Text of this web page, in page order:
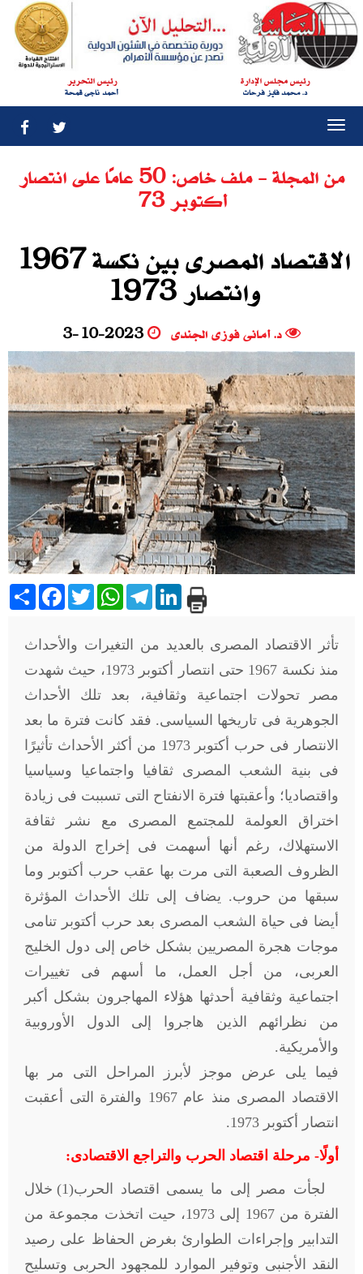
رئيس مجلس الإدارة
د. محمد فايز فرحات
رئيس التحرير
أحمد ناجى قمحة
من المجلة - ملف خاص: 50 عامًا على انتصار
أكتوبر 73
الاقتصاد المصرى بين نكسة 1967
وانتصار 1973
د. أمانى فوزى الجندى 3-10-2023
Share Facebook
TwitterWhatsAppTelegramLinkedIn
تأثر الاقتصاد المصرى بالعديد من التغيرات والأحداث
منذ نكسة 1967 حتى انتصار أكتوبر 1973، حيث شهدت
مصر تحولات اجتماعية وثقافية، بعد تلك الأحداث
الجوهرية فى تاريخها السياسى. فقد كانت فترة ما بعد
الانتصار فى حرب أكتوبر 1973 من أكثر الأحداث تأثيرًا
فى بنية الشعب المصرى ثقافيا واجتماعيا وسياسيا
واقتصاديا؛ وأعقبتها فترة الانفتاح التى تسببت فى زيادة
اختراق العولمة للمجتمع المصرى مع نشر ثقافة
الاستهلاك، رغم أنها أسهمت فى إخراج الدولة من
الظروف الصعبة التى مرت بها عقب حرب أكتوبر وما
سبقها من حروب. يضاف إلى تلك الأحداث المؤثرة
أيضا فى حياة الشعب المصرى بعد حرب أكتوبر تنامى
موجات هجرة المصريين بشكل خاص إلى دول الخليج
العربى، من أجل العمل، ما أسهم فى تغييرات
اجتماعية وثقافية أحدثها هؤلاء المهاجرون بشكل أكبر
من نظرائهم الذين هاجروا إلى الدول الأوروبية
والأمريكية.
فيما يلى عرض موجز لأبرز المراحل التى مر بها
الاقتصاد المصرى منذ عام 1967 والفترة التى أعقبت
انتصار أكتوبر 1973.
أولًا- مرحلة اقتصاد الحرب والتراجع الاقتصادى:
لجأت مصر إلى ما يسمى اقتصاد الحرب(1) خلال
الفترة من 1967 إلى 1973، حيت اتخذت مجموعة من
التدابير وإجراءات الطوارئ بغرض الحفاظ على رصيد
النقد الأجنبى وتوفير الموارد للمجهود الحربى وتسليح